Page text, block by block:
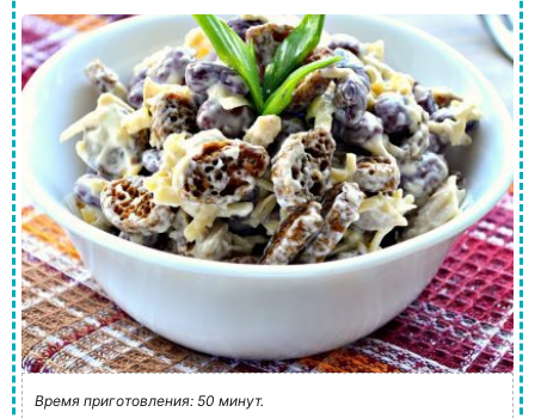
Время приготовления: 50 минут.